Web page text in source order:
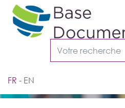
FR EN
Cookies management panel